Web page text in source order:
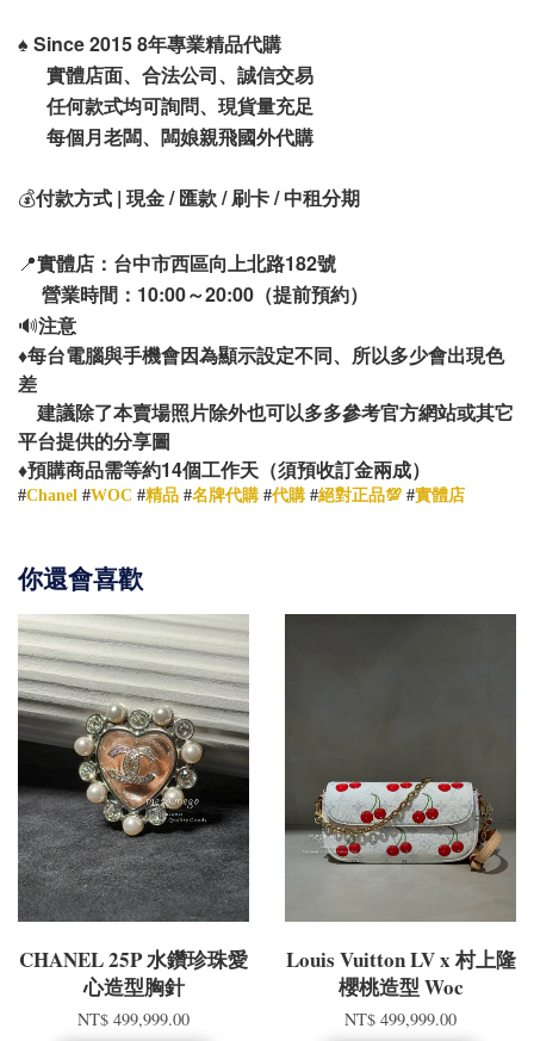
♠️ Since 2015 8年專業精品代購
實體店面、合法公司、誠信交易
任何款式均可詢問、現貨量充足
每個月老闆、闆娘親飛國外代購
💰付款方式 | 現金 / 匯款 / 刷卡 / 中租分期
📍實體店：台中市西區向上北路182號
營業時間：10:00～20:00（提前預約）
🔊注意
♦️每台電腦與手機會因為顯示設定不同、所以多少會出現色
差
建議除了本賣場照片除外也可以多多參考官方網站或其它
平台提供的分享圖
♦️預購商品需等約14個工作天（須預收訂金兩成）
#Chanel #WOC #精品 #名牌代購 #代購 #絕對正品💯 #實體店
你還會喜歡
CHANEL 25P 水鑽珍珠愛
心造型胸針
NT$ 499,999.00
Louis Vuitton LV x 村上隆
櫻桃造型 Woc
NT$ 499,999.00